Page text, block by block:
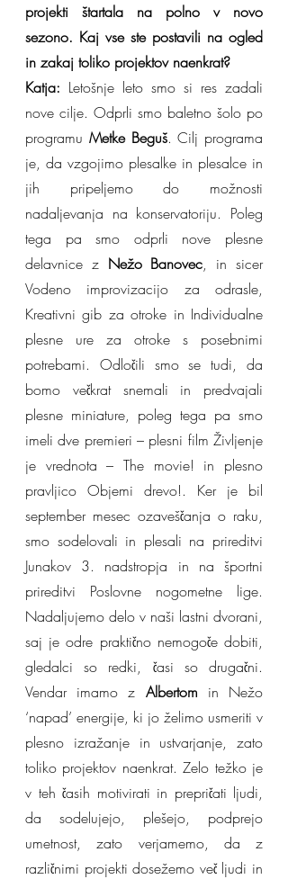
projekti štartala na polno v novo
sezono. Kaj vse ste postavili na ogled
in zakaj toliko projektov naenkrat?
Katja: Letošnje leto smo si res zadali
nove cilje. Odprli smo baletno šolo po
programu Metke Beguš. Cilj programa
je, da vzgojimo plesalke in plesalce in
jih pripeljemo do možnosti
nadaljevanja na konservatoriju. Poleg
tega pa smo odprli nove plesne
delavnice z Nežo Banovec, in sicer
Vodeno improvizacijo za odrasle,
Kreativni gib za otroke in Individualne
plesne ure za otroke s posebnimi
potrebami. Odločili smo se tudi, da
bomo večkrat snemali in predvajali
plesne miniature, poleg tega pa smo
imeli dve premieri – plesni film Življenje
je vrednota – The movie! in plesno
pravljico Objemi drevo!. Ker je bil
september mesec ozaveščanja o raku,
smo sodelovali in plesali na prireditvi
Junakov 3. nadstropja in na športni
prireditvi Poslovne nogometne lige.
Nadaljujemo delo v naši lastni dvorani,
saj je odre praktično nemogoče dobiti,
gledalci so redki, časi so drugačni.
Vendar imamo z Albertom in Nežo
‘napad’ energije, ki jo želimo usmeriti v
plesno izražanje in ustvarjanje, zato
toliko projektov naenkrat. Zelo težko je
v teh časih motivirati in prepričati ljudi,
da sodelujejo, plešejo, podprejo
umetnost, zato verjamemo, da z
različnimi projekti dosežemo več ljudi in